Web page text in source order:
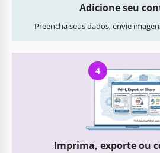
Adicione seu
Preencha seus dados, envie
4
Imprima, exporte ou